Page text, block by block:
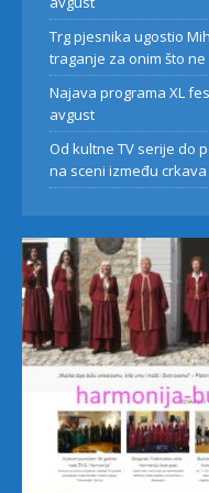
Trg pjesnika ugostio
traganje za onim što
Najava programa XL
avgust
Od kultne TV serije do
na sceni između crkava